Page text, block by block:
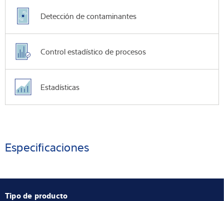
Detección de contaminantes
Control estadístico de procesos
Estadísticas
Especificaciones
Tipo de producto